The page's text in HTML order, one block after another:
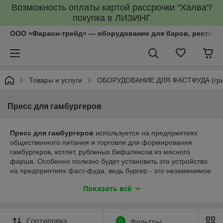
Возможность оплаты картой рассрочки "Халва"/
покупка в ЛИЗИНГ
ООО «Фараон-трейд»‎ — оборудование для баров,
Товары и услуги ОБОРУДОВАНИЕ ДЛЯ ФАСТФУДА
Пресс для гамбургеров
Пресс для гамбургеров используется на предприятиях
общественного питания и торговли для формирования
гамбургеров, котлет, рубленых бифштексов из мясного
фарша. Особенно полезно будет установить это устройство
на предприятиях фаст-фуда, ведь бургер - это незаменимое
вариации могут сформировать обширное меню, исходя из
Показать всё
Сортировка 0